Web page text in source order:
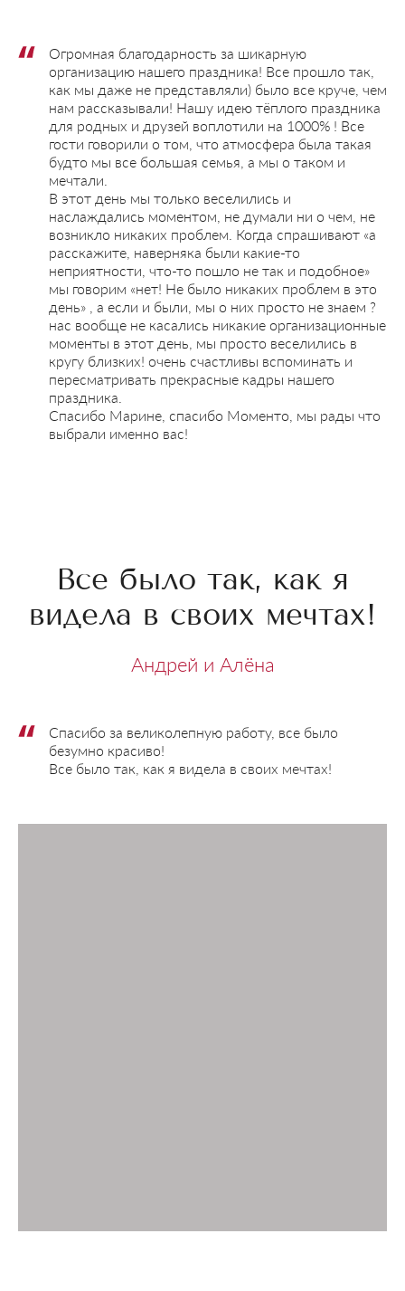
Огромная благодарность за шикарную
организацию нашего праздника! Все прошло так,
как мы даже не представляли) было все круче, чем
нам рассказывали! Нашу идею тёплого праздника
для родных и друзей воплотили на 1000% ! Все
гости говорили о том, что атмосфера была такая
будто мы все большая семья, а мы о таком и
мечтали.
В этот день мы только веселились и
наслаждались моментом, не думали ни о чем, не
возникло никаких проблем. Когда спрашивают «а
расскажите, наверняка были какие-то
неприятности, что-то пошло не так и подобное»
мы говорим «нет! Не было никаких проблем в это
день» , а если и были, мы о них просто не знаем ?
нас вообще не касались никакие организационные
моменты в этот день, мы просто веселились в
кругу близких! очень счастливы вспоминать и
пересматривать прекрасные кадры нашего
праздника.
Спасибо Марине, спасибо Моменто, мы рады что
выбрали именно вас!
Все было так, как я
видела в своих мечтах!
Андрей и Алёна
Спасибо за великолепную работу, все было
безумно красиво!
Все было так, как я видела в своих мечтах!